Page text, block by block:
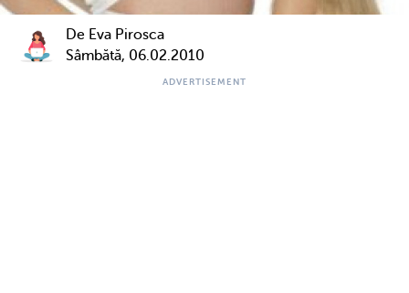
De Eva Pirosca
Sâmbătă, 06.02.2010